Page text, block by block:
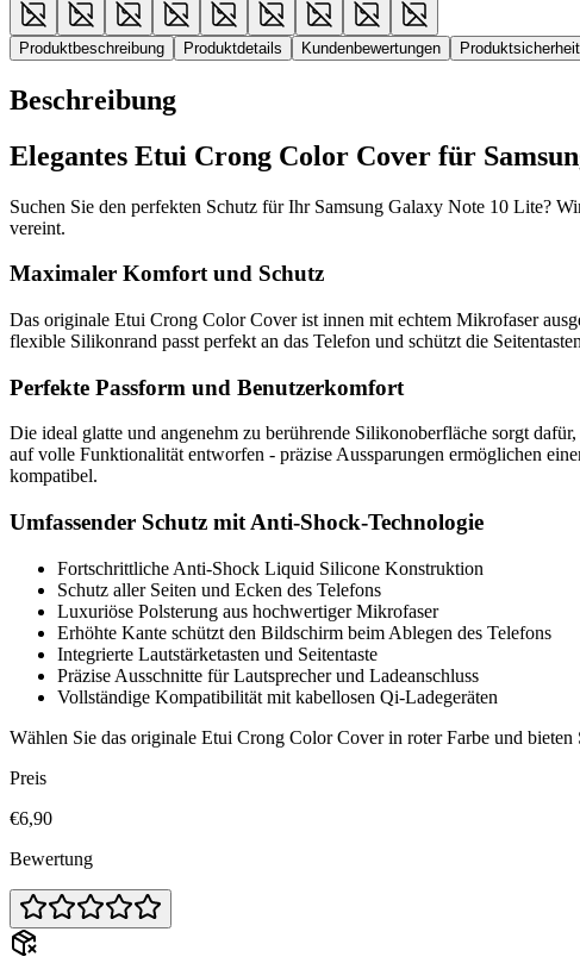
Produktbeschreibung Produktdetails Kundenbewertungen
Beschreibung
Elegantes Etui Crong Color Cover für
Suchen Sie den perfekten Schutz für Ihr Samsung Galaxy Note 10 Lite?
vereint.
Maximaler Komfort und Schutz
Das originale Etui Crong Color Cover ist innen mit echtem Mikrofaser
flexible Silikonrand passt perfekt an das Telefon und schützt die
Perfekte Passform und Benutzerkomfort
Die ideal glatte und angenehm zu berührende Silikonoberfläche sorgt
auf volle Funktionalität entworfen - präzise Aussparungen ermöglichen
kompatibel.
Umfassender Schutz mit Anti-Shock-Technologie
Fortschrittliche Anti-Shock Liquid Silicone Konstruktion
Schutz aller Seiten und Ecken des Telefons
Luxuriöse Polsterung aus hochwertiger Mikrofaser
Erhöhte Kante schützt den Bildschirm beim Ablegen des Telefons
Integrierte Lautstärketasten und Seitentaste
Präzise Ausschnitte für Lautsprecher und Ladeanschluss
Vollständige Kompatibilität mit kabellosen Qi-Ladegeräten
Wählen Sie das originale Etui Crong Color Cover in roter Farbe und
Preis
€6,90
Bewertung